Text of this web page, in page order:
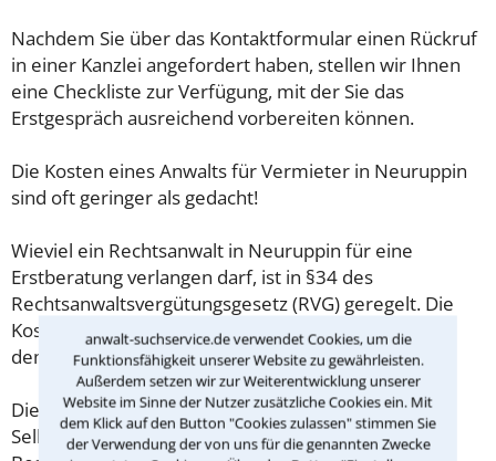
anwalt-suchservice.de verwendet Cookies, um die
Funktionsfähigkeit unserer Website zu gewährleisten.
Außerdem setzen wir zur Weiterentwicklung unserer
Website im Sinne der Nutzer zusätzliche Cookies ein. Mit
dem Klick auf den Button "Cookies zulassen" stimmen Sie
der Verwendung der von uns für die genannten Zwecke
Nachdem Sie über das Kontaktformular einen Rückruf
in einer Kanzlei angefordert haben, stellen wir Ihnen
eine Checkliste zur Verfügung, mit der Sie das
Erstgespräch ausreichend vorbereiten können.
Die Kosten eines Anwalts für Vermieter in Neuruppin
sind oft geringer als gedacht!
Wieviel ein Rechtsanwalt in Neuruppin für eine
Erstberatung verlangen darf, ist in §34 des
Rechtsanwaltsvergütungsgesetz (RVG) geregelt. Die
Kosten für das erste Beratungsgespräch betragen
demnach maximal 190,00 € zzgl. MwSt.
Diese Regelung gilt jedoch nur für Verbraucher. Für
Selbstständige oder Freiberufler gilt diese